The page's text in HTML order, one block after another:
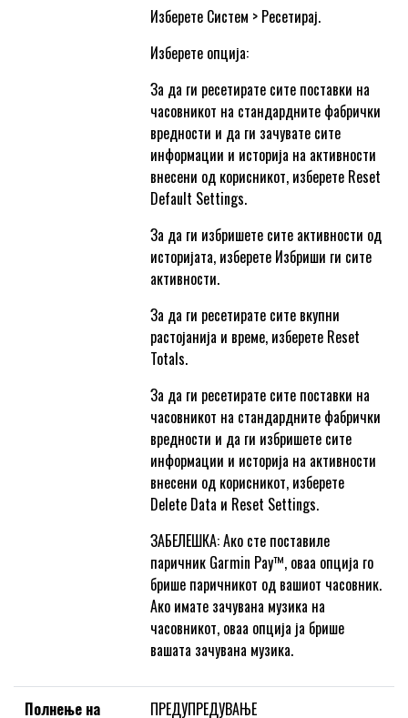
Изберете Систем > Ресетирај.
Изберете опција:
За да ги ресетирате сите поставки на
часовникот на стандардните фабрички
вредности и да ги зачувате сите
информации и историја на активности
внесени од корисникот, изберете Reset
Default Settings.
За да ги избришете сите активности од
историјата, изберете Избриши ги сите
активности.
За да ги ресетирате сите вкупни
растојанија и време, изберете Reset
Totals.
За да ги ресетирате сите поставки на
часовникот на стандардните фабрички
вредности и да ги избришете сите
информации и историја на активности
внесени од корисникот, изберете
Delete Data и Reset Settings.
ЗАБЕЛЕШКА: Ако сте поставиле
паричник Garmin Pay™, оваа опција го
брише паричникот од вашиот часовник.
Ако имате зачувана музика на
часовникот, оваа опција ја брише
вашата зачувана музика.
Полнење на
ПРЕДУПРЕДУВАЊЕ